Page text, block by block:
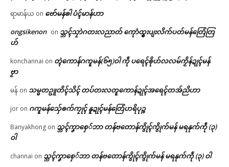
ရာမာန်ယ on ဗော်မန်ၜါ ပံၚ်မာန်ဟာ
ongsikenon on သ္ဘၚ်သၠာဲဂတးလညာတ် ကေုာံထ္ၜးပျးလိက်ပတ်မန်တြေံတြ
ဟ်
konchannai on တ္ၚဲကောန်ဂကူမန်(၆၅)ဝါ ကဵု ပရေၚ်ၜိုဟ်လလမ်ကၟိန်ဍုၚ်မန်
ဗၟာ
မန် on သမ္မတဥူတိၚ်သိၚ် တပ်တးလတူကောန်ဍုၚ်အရေၚ်တအ်ညိဟာ
jor on ဂကူမန်​သှ်ေၜက်ကၠုၚ် နူဍုၚ်မန်တြေံဟရိပုဉ္ဇ
Banyakhong on သ္ဘၚ်ကၞာစှေ်ဘာ တန်ဗတောန်ကွိုၚ်ကွိုက်မန် မရနုက်ကဵု (၃)
ဝါ
channai on သ္ဘၚ်ကၞာစှေ်ဘာ တန်ဗတောန်ကွိုၚ်ကွိုက်မန် မရနုက်ကဵု (၃) ဝါ